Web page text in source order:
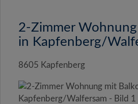
2-Zimmer
in Kapfenberg/
8605 Kapfenberg